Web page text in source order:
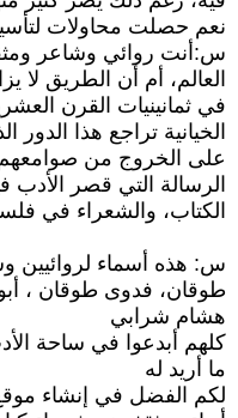
نعم حصلت محاولات
س:أنت روائي وشاعر
العالم، أم أن الطريق لا
في ثمانينيات القرن
الخيانية تراجع هذا
على الخروج من
الرسالة التي قصر الأدب
الكتاب، والشعراء في
س: هذه أسماء لروائيين
طوقان، فدوى طوقان ،
هشام شرابي
كلهم أبدعوا في ساحة
ما أريد له
لكم الفضل في إنشاء موقع ديوان العرب الشهير منذ عام